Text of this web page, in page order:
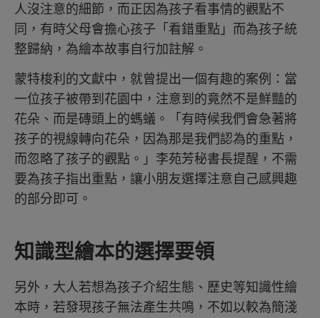
人沒注意的細節，而正因為孩子看事情的觀點不
同，有時父母會擔心孩子「看錯重點」而為孩子統
整歸納，為繪本故事自行加註解。
蒙特梭利的文獻中，就曾提出一個有趣的案例：當
一位孩子被帶到花園中，注意到的竟然不是鮮豔的
花朵、而是磚頭上的螞蟻。「有時候我們會急著將
孩子的視線轉向花朵，因為那是我們認為的重點，
而忽略了孩子的觀點。」李苑芳秘書長提醒，不需
要為孩子指出重點，讓小朋友選擇注意自己感興趣
的部分即可。
知識型繪本的選擇要領
另外，大人若想為孩子介紹生態、歷史等知識性繪
本時，若發現孩子無法產生共鳴，不如以較為簡淺